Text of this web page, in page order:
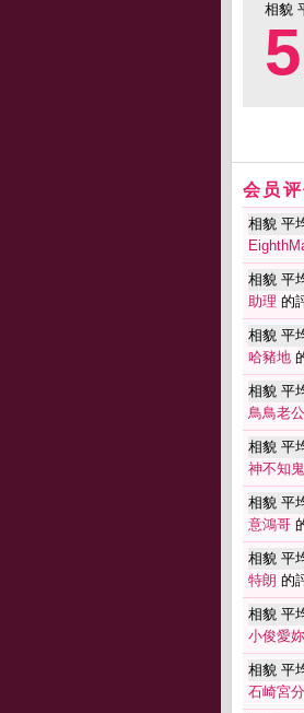
相貌
会员
相貌 平
相貌 平
助理 的
相貌 平
哈豬地
相貌 平
鳥鳥老公
相貌 平
神不知
相貌 平
意鴻哥
相貌 平
特朗 的
相貌 平
小俊愛妳
相貌 平
石崎宮分